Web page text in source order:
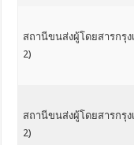
สถานีขนส่งผู้โดยสารกรุ
2)
สถานีขนส่งผู้โดยสารกรุ
2)